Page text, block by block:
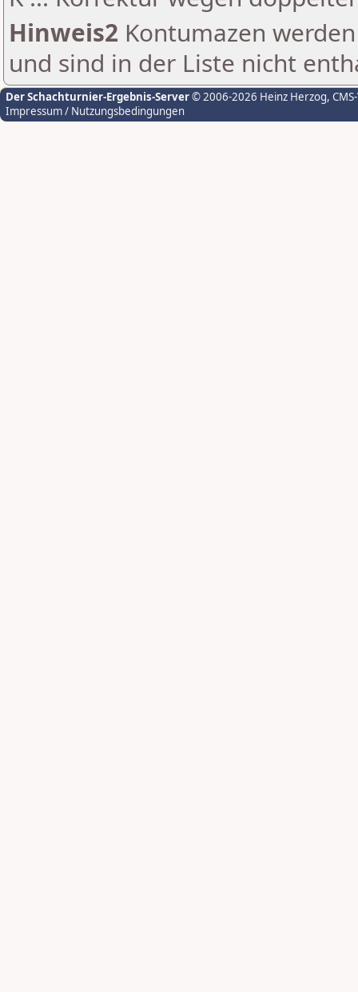
Hinweis2 Kontumazen
und sind in der Liste nicht
Der Schachturnier-Ergebnis-Server© 2006-2026 Heinz Herzog,
Impressum / Nutzungsbedingungen